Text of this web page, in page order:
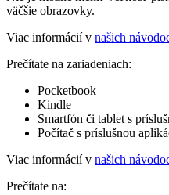
väčšie obrazovky.
Viac informácií v našich
Prečítate na zariadeniach:
Pocketbook
Kindle
Smartfón či tablet s
Počítač s príslušnou
Viac informácií v našich
Prečítate na: